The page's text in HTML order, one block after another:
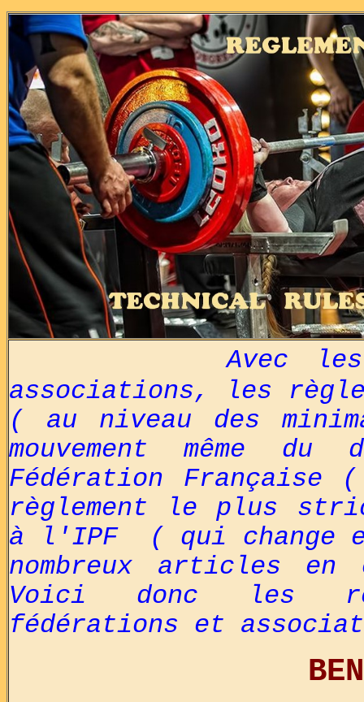
Avec
associations, les
( au niveau des
mouvement même
Fédération Française (
règlement le plus
à l'IPF
( qui change
nombreux articles
Voici donc les
fédérations et